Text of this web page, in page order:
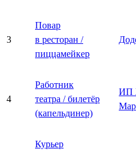
3
Повар
в ресторан /
пиццамейкер
4
Работник
театра / билетёр
(капельдинер)
ИП
Курьер